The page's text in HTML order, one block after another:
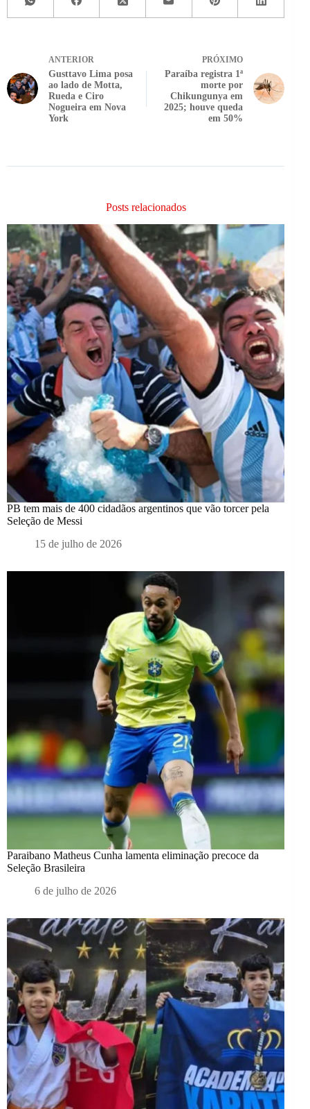
ANTERIOR
Gusttavo Lima posa
ao lado de Motta,
Rueda e Ciro
Nogueira em Nova
York
PRÓXIMO
Paraíba registra 1ª
morte por
Chikungunya em
2025; houve queda
em 50%
Posts relacionados
PB tem mais de 400 cidadãos argentinos que vão torcer pela
Seleção de Messi
15 de julho de 2026
Paraibano Matheus Cunha lamenta eliminação precoce da
Seleção Brasileira
6 de julho de 2026